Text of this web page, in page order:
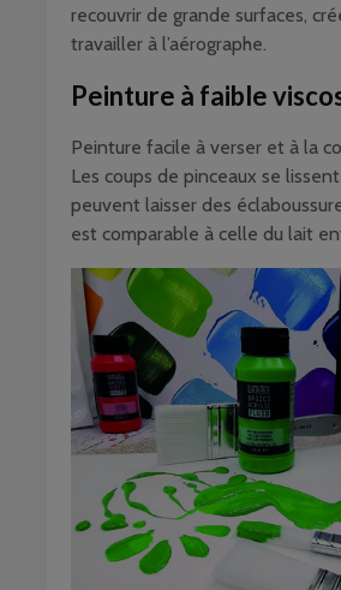
recouvrir de grande surfaces,
travailler à l’aérographe.
Peinture à faible
Peinture facile à verser et à la
Les coups de pinceaux se
peuvent laisser des
est comparable à celle du lait